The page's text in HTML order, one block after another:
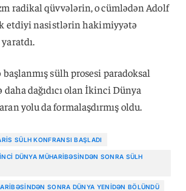
radikal qüvvələrin, o cümlədən Adolf
etdiyi nasistlərin hakimiyyətə
sülh prosesi paradoksal
dağıdıcı olan İkinci Dünya
yolu da formalaşdırmış oldu.
SÜLH KONFRANSI BAŞLADI
DÜNYA MÜHARIBƏSINDƏN SONRA SÜLH
SONRA DÜNYA YENIDƏN BÖLÜNDÜ